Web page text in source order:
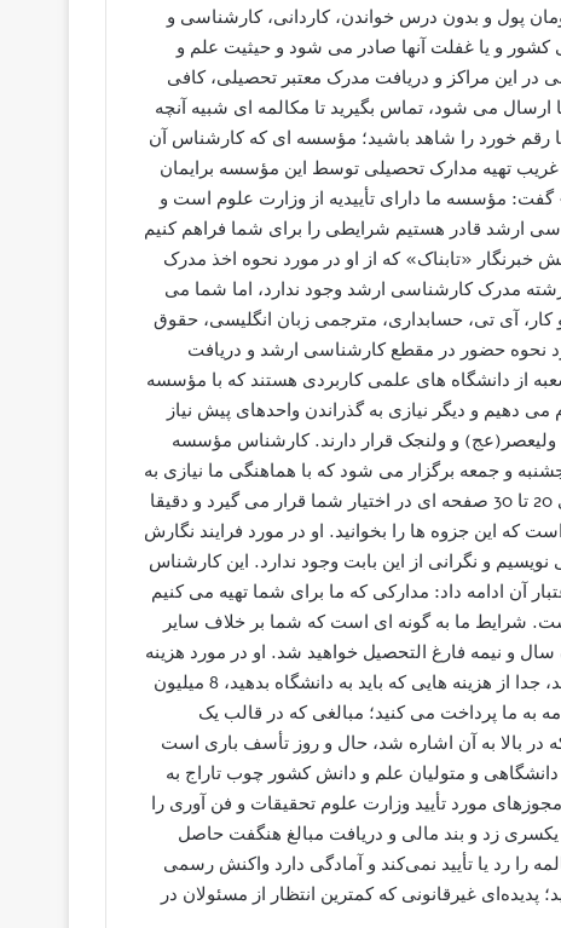
پول و بدون درس خواندن، کاردانی، کارشناسی و
کشور و یا غفلت آنها صادر می شود و حیثیت علم و
این مراکز و دریافت مدرک معتبر تحصیلی، کافی
می شود، تماس بگیرید تا مکالمه ای شبیه آنچه
رقم خورد را شاهد باشید؛ مؤسسه ای که کارشناس آن
تهیه مدارک تحصیلی توسط این مؤسسه برایمان
مؤسسه ما دارای تأییدیه از وزارت علوم است و
ارشد قادر هستیم شرایطی را برای شما فراهم کنیم
«تابناک» که از او در مورد نحوه اخذ مدرک
مدرک کارشناسی ارشد وجود ندارد، اما شما می
آی تی، حسابداری، مترجمی زبان انگلیسی، حقوق
نحوه حضور در مقطع کارشناسی ارشد و دریافت
از دانشگاه های علمی کاربردی هستند که با مؤسسه
دهیم و دیگر نیازی به گذراندن واحدهای پیش نیاز
ولیعصر(عج) و ولنجک قرار دارند. کارشناس مؤسسه
و جمعه برگزار می شود که با هماهنگی ما نیازی به
حضور در کلاس نیست. زمان امتحانات پایان ترم نیز جزوه های 20 تا 30 صفحه ای در اختیار شما قرار می گیرد و دقیقا
این جزوه ها را بخوانید. او در مورد فرایند نگارش
نویسیم و نگرانی از این بابت وجود ندارد. این کارشناس
آن ادامه داد: مدارکی که ما برای شما تهیه می کنیم
است. شرایط ما به گونه ای است که شما بر خلاف سایر
می گذرانند، شما یک سال و نیمه فارغ التحصیل خواهید شد. او در مورد هزینه
های تهیه مدرک نیز گفت: برای دریافت مدرک کارشناسی ارشد، جدا از هزینه هایی که باید به دانشگاه بدهید، 8 میلیون
پایان نامه به ما پرداخت می کنید؛ مبالغی که در قالب یک
در بالا به آن اشاره شد، حال و روز تأسف باری است
و متولیان علم و دانش کشور چوب تاراج به
مورد تأیید وزارت علوم تحقیقات و فن آوری را
زد و بند مالی و دریافت مبالغ هنگفت حاصل
را رد یا تأیید نمی‌کند و آمادگی دارد واکنش رسمی
پدیده‌ای غیرقانونی که کمترین انتظار از مسئولان در